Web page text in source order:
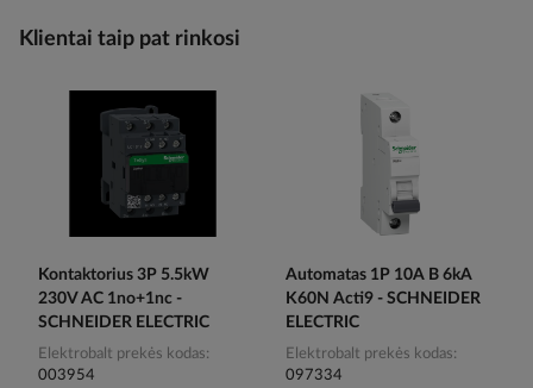
Klientai taip pat rinkosi
Kontaktorius 3P 5.5kW
230V AC 1no+1nc -
SCHNEIDER ELECTRIC
Elektrobalt prekės kodas
003954
Automatas 1P 10A B 6kA
K60N Acti9 - SCHNEIDER
ELECTRIC
Elektrobalt prekės kodas
097334